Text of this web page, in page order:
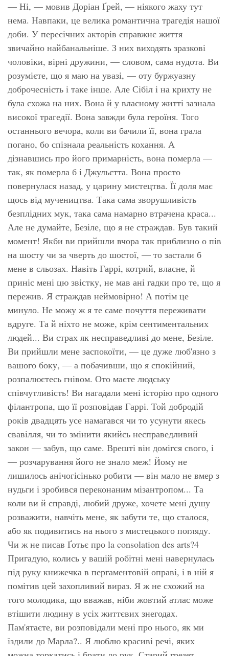
— Ні, — мовив Доріан Ґрей, — ніякого жаху тут
нема. Навпаки, це велика романтична трагедія нашої
доби. У пересічних акторів справжнє життя
звичайно найбанальніше. З них виходять зразкові
чоловіки, вірні дружини, — словом, сама нудота. Ви
розумієте, що я маю на увазі, — оту буржуазну
доброчесність і таке інше. Але Сібіл і на крихту не
була схожа на них. Вона й у власному житті зазнала
високої трагедії. Вона завжди була героїня. Того
останнього вечора, коли ви бачили її, вона грала
погано, бо спізнала реальність кохання. А
дізнавшись про його примарність, вона померла —
так, як померла б і Джульєтта. Вона просто
повернулася назад, у царину мистецтва. Її доля має
щось від мучеництва. Така сама зворушливість
безплідних мук, така сама намарно втрачена краса...
Але не думайте, Безіле, що я не страждав. Був такий
момент! Якби ви прийшли вчора так приблизно о пів
на шосту чи за чверть до шостої, — то застали б
мене в сльозах. Навіть Гаррі, котрий, власне, й
приніс мені цю звістку, не мав ані гадки про те, що я
пережив. Я страждав неймовірно! А потім це
минуло. Не можу ж я те саме почуття переживати
вдруге. Та й ніхто не може, крім сентиментальних
людей... Ви страх як несправедливі до мене, Безіле.
Ви прийшли мене заспокоїти, — це дуже люб'язно з
вашого боку, — а побачивши, що я спокійний,
розпалюєтесь гнівом. Ото маєте людську
співчутливість! Ви нагадали мені історію про одного
філантропа, що її розповідав Гаррі. Той добродій
років двадцять усе намагався чи то усунути якесь
свавілля, чи то змінити якийсь несправедливий
закон — забув, що саме. Врешті він домігся свого, і
— розчарування його не знало меж! Йому не
лишилось анічогісінько робити — він мало не вмер з
нудьги і зробився переконаним мізантропом... Та
коли ви й справді, любий друже, хочете мені душу
розважити, навчіть мене, як забути те, що сталося,
або як подивитись на нього з мистецького погляду.
Чи ж не писав Ґотьє про la consolation des arts?4
Пригадую, колись у вашій робітні мені навернулась
під руку книжечка в пергаментовій оправі, і в ній я
помітив цей захопливий вираз. Я ж не схожий на
того молодика, що вважав, ніби жовтий атлас може
втішити людину в усіх життєвих знегодах.
Пам'ятаєте, ви розповідали мені про нього, як ми
їздили до Марла?.. Я люблю красиві речі, яких